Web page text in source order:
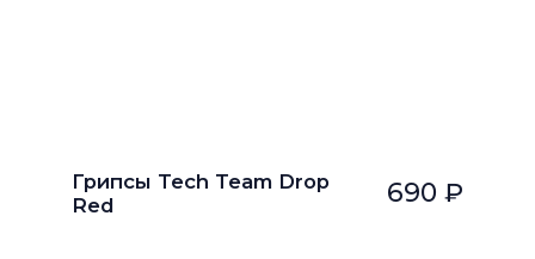
Грипсы Tech Team Drop
Red
690 ₽